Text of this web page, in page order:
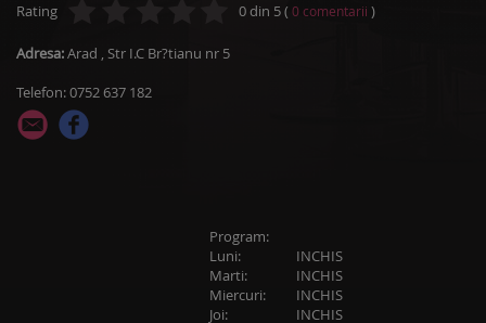
Rating 0din 5( 0 comentarii )
Adresa:Arad , Str I.C Br?tianu nr 5
Telefon: 0752 637 182
Program:
Luni:
INCHIS
Marti:
INCHIS
Miercuri:
INCHIS
Joi:
INCHIS